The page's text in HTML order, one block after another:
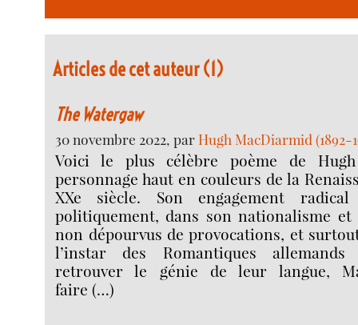
Articles de cet auteur (1)
The Watergaw
30 novembre 2022, parHugh MacDiarmid (1892-
Voici le plus célèbre poème de
personnage haut en couleurs de la
XXe siècle. Son engagement radical
politiquement, dans son nationalisme et
non dépourvus de provocations, et
l’instar des Romantiques
retrouver le génie de leur langue,
faire (…)